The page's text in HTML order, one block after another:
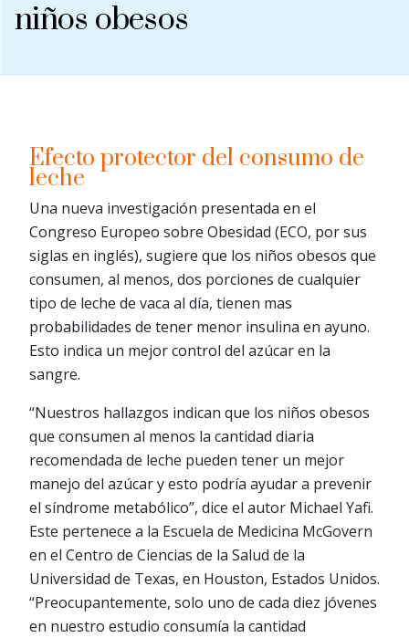
niños obesos
Efecto protector del consumo de
leche
Una nueva investigación presentada en el
Congreso Europeo sobre Obesidad (ECO, por sus
siglas en inglés), sugiere que los niños obesos que
consumen, al menos, dos porciones de cualquier
tipo de leche de vaca al día, tienen mas
probabilidades de tener menor insulina en ayuno.
Esto indica un mejor control del azúcar en la
sangre.
“Nuestros hallazgos indican que los niños obesos
que consumen al menos la cantidad diaria
recomendada de leche pueden tener un mejor
manejo del azúcar y esto podría ayudar a prevenir
el síndrome metabólico”, dice el autor Michael Yafi.
Este pertenece a la Escuela de Medicina McGovern
en el Centro de Ciencias de la Salud de la
Universidad de Texas, en Houston, Estados Unidos.
“Preocupantemente, solo uno de cada diez jóvenes
en nuestro estudio consumía la cantidad